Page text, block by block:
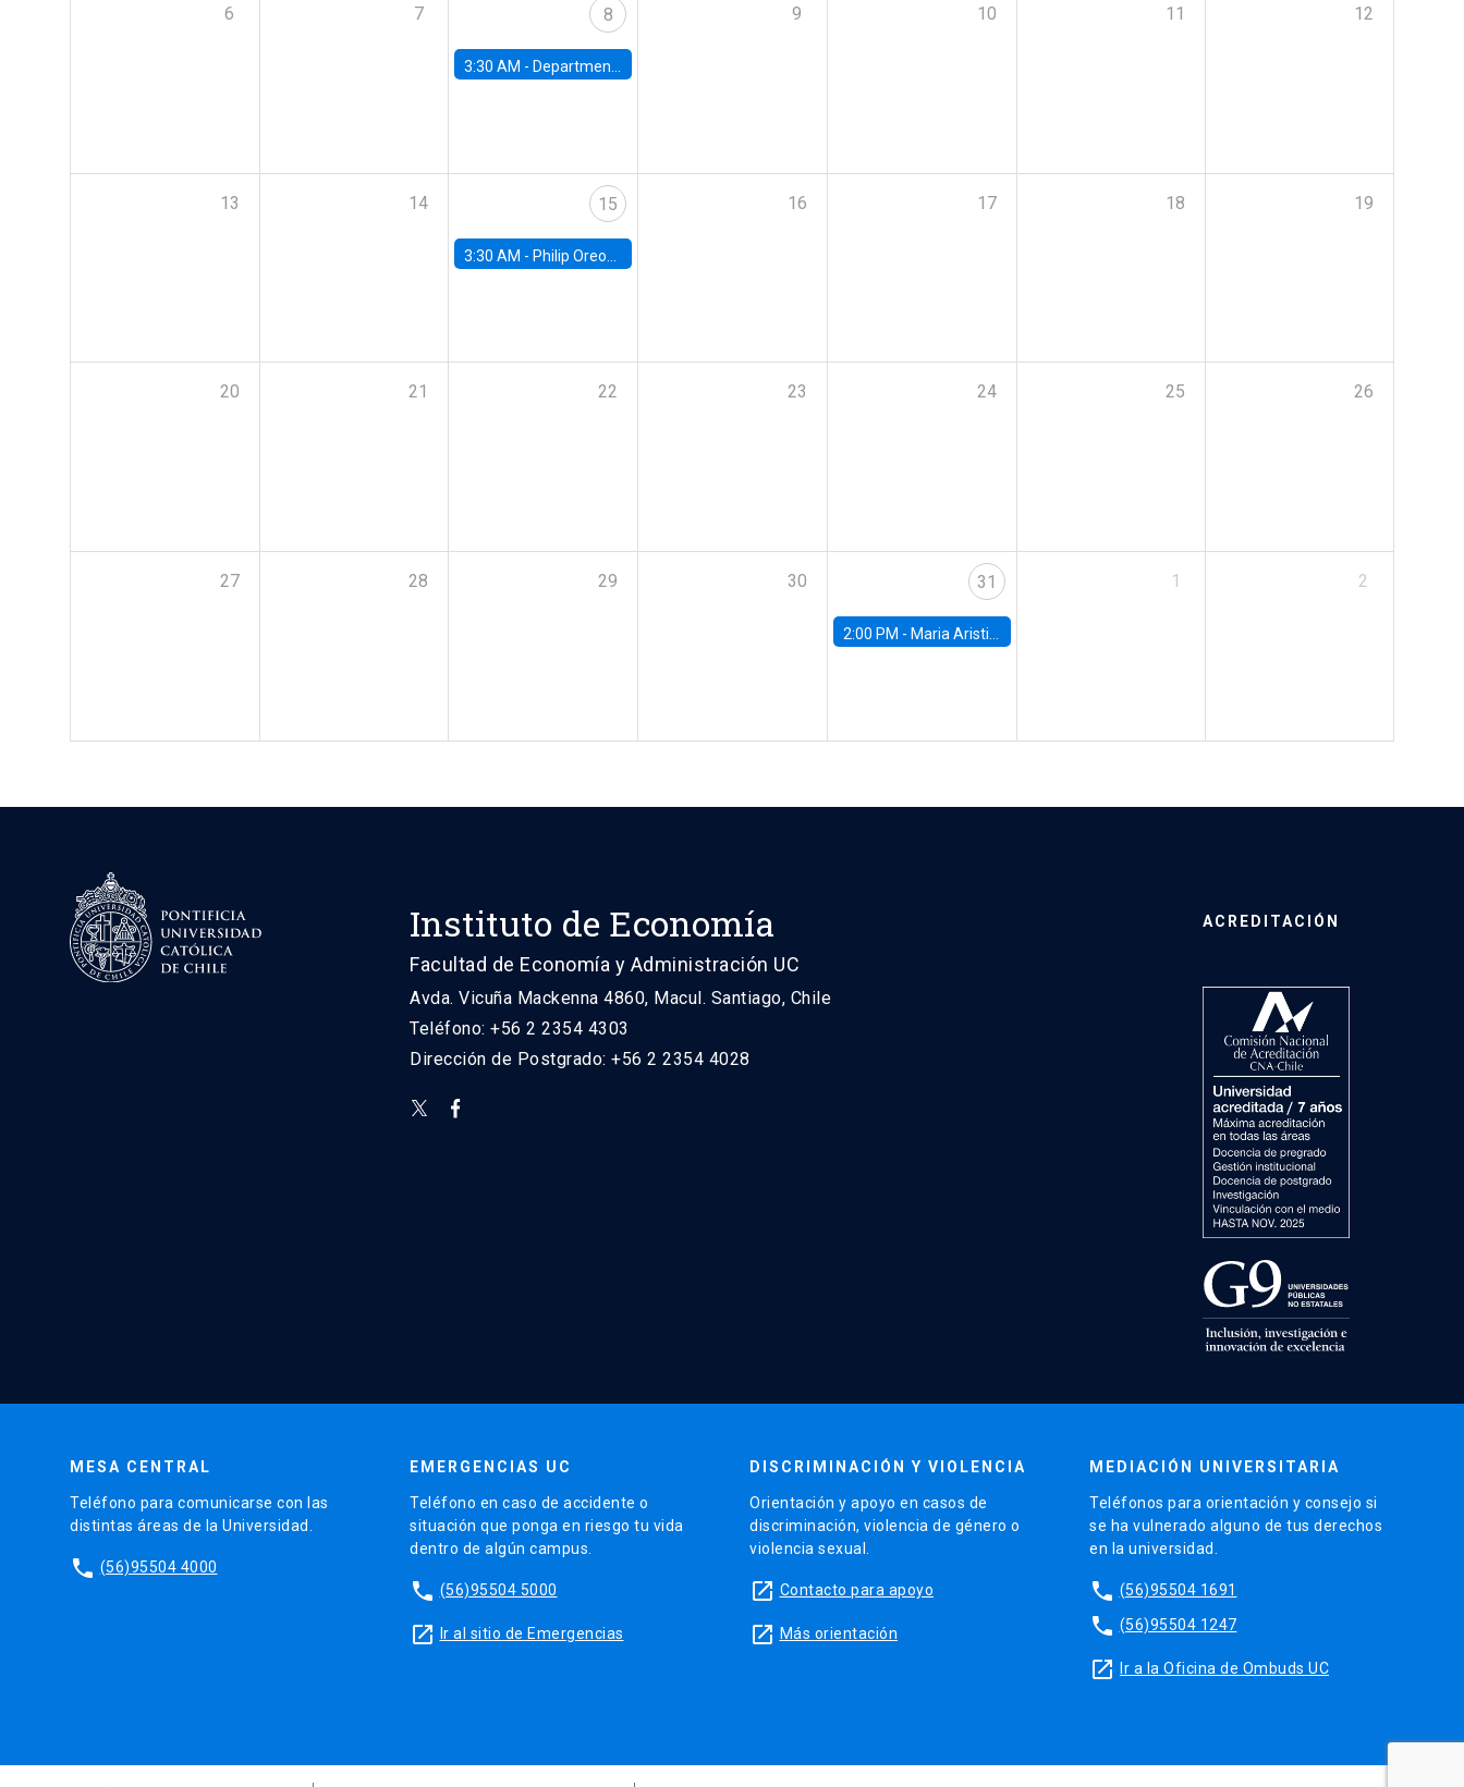
6 7 8
3:30 AM - Department Seminar: James Robinson
9 10 11 12
13 14 15
3:30 AM - Philip Oreopolous, University of Toronto
16 17 18 19
20 21 22 23 24 25 26
27 28 29 30 31
2:00 PM - Maria Aristizabal-Ramirez, FED Board
1 2
Instituto de Economía
Facultad de Economía y Administración UC
Avda. Vicuña Mackenna 4860, Macul. Santiago, Chile
Teléfono: +56 2 2354 4303
Dirección de Postgrado: +56 2 2354 4028
ACREDITACIÓN
MESA CENTRAL
Teléfono para comunicarse con las
distintas áreas de la Universidad.
phone (56)95504 4000
EMERGENCIAS UC
Teléfono en caso de accidente o
situación que ponga en riesgo tu vida
dentro de algún campus.
phone (56)95504 5000
launch Ir al sitio de Emergencias
DISCRIMINACIÓN Y VIOLENCIA
Orientación y apoyo en casos de
discriminación, violencia de género o
violencia sexual.
launch Contacto para apoyo
launch Más orientación
MEDIACIÓN UNIVERSITARIA
Teléfonos para orientación y consejo si
se ha vulnerado alguno de tus derechos
en la universidad.
phone (56)95504 1691
phone (56)95504 1247
launch Ir a la Oficina de Ombuds UC